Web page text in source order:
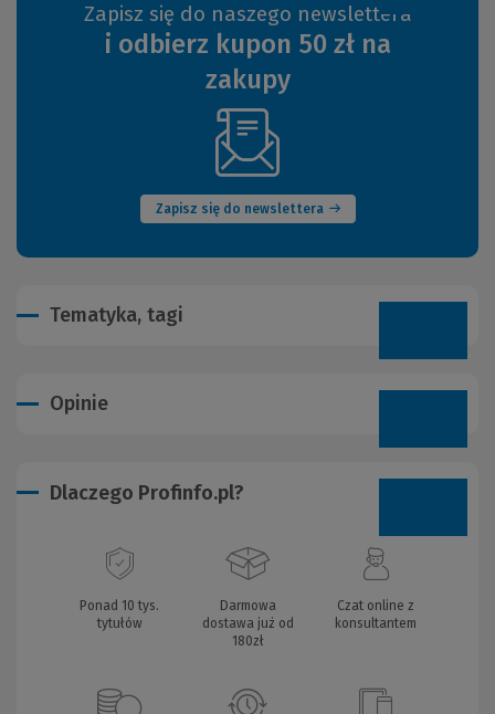
Zapisz się do naszego newslettera
i odbierz kupon 50 zł na
zakupy
Zapisz się do newslettera
(Nowe
okno)
Tematyka, tagi
Opinie
Dlaczego Profinfo.pl?
Ponad 10 tys.
tytułów
Darmowa
dostawa już od
180zł
Czat online z
konsultantem